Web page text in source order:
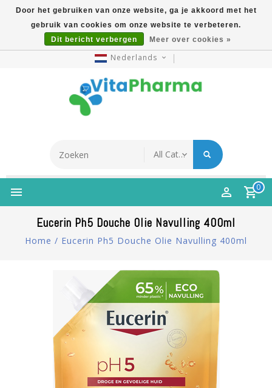
5% Korting Na Aanmelding Op Nieuwsbrief | Gratis
Verzending Vanaf €49 | Online Sinds 2007
Nederlands
0
Eucerin Ph5 Douche Olie Navulling 400ml
Home / Eucerin Ph5 Douche Olie Navulling 400ml
Door het gebruiken van onze website, ga je akkoord met het
gebruik van cookies om onze website te verbeteren.
Dit bericht verbergen
Meer over cookies »